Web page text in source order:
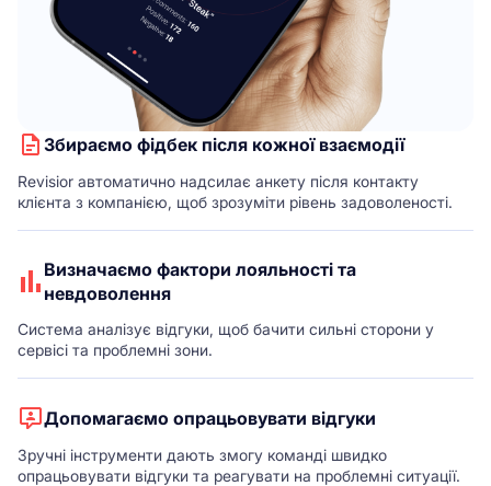
Збираємо фідбек після кожної взаємодії
Revisior автоматично надсилає анкету після контакту
клієнта з компанією, щоб зрозуміти рівень задоволеності.
Визначаємо фактори лояльності та
невдоволення
Система аналізує відгуки, щоб бачити сильні сторони у
сервісі та проблемні зони.
Допомагаємо опрацьовувати відгуки
Зручні інструменти дають змогу команді швидко
опрацьовувати відгуки та реагувати на проблемні ситуації.